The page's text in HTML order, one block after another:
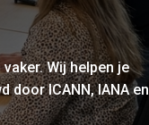
Wij helpen je
door ICANN, IANA en